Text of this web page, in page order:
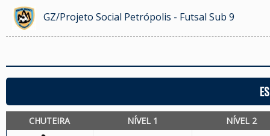
GZ/Projeto Social Petrópolis - Futsal Sub 9
CHUTEIRA NÍVEL 1 NÍVEL 2